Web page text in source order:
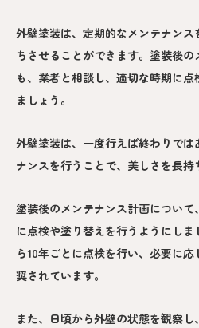
外壁塗装は、定期的なメンテナン
ちさせることができます。塗装後
も、業者と相談し、適切な時期に
ましょう。
外壁塗装は、一度行えば終わりで
ナンスを行うことで、美しさを長持
塗装後のメンテナンス計画につい
に点検や塗り替えを行うようにし
ら10年ごとに点検を行い、必要に
奨されています。
また、日頃から外壁の状態を観察